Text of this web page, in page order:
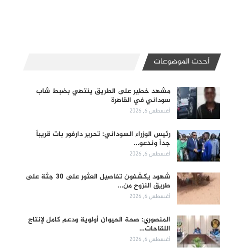
أحدث الموضوعات
مشهد خطير على الطريق ينتهي بضبط شاب
سوداني في القاهرة
أغسطس 6, 2026
رئيس الوزراء السوداني: تحرير دارفور بات قريباً
جداً وندعو…
أغسطس 6, 2026
شهود يكشفون تفاصيل العثور على 30 جثة على
طريق النزوح من…
أغسطس 6, 2026
المنصوري: صحة الحيوان أولوية ودعم كامل لإنتاج
اللقاحات…
أغسطس 6, 2026